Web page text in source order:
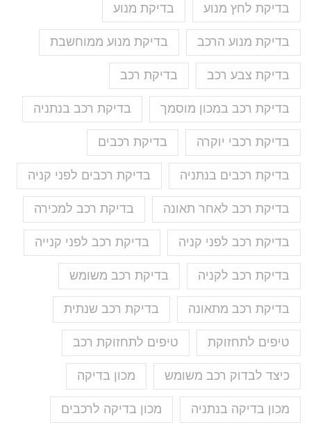
בדיקת לחץ מנוע בדיקת מנוע
בדיקת מנוע הרכב בדיקת מנוע ממוחשבת
בדיקת צבע רכב בדיקת רכב
בדיקת רכב במכון מוסמך בדיקת רכב בנתניה
בדיקת רכבי יוקרה בדיקת רכבים
בדיקת רכבים בנתניה בדיקת רכבים לפני קניה
בדיקת רכב לאחר תאונה בדיקת רכב למכירה
בדיקת רכב לפני קניה בדיקת רכב לפני קנייה
בדיקת רכב לקניה בדיקת רכב משומש
בדיקת רכב מתאונה בדיקת רכב שנתית
טיפים לתחזוקת טיפים לתחזוקת רכב
כיצד לבדוק רכב משומש מכון בדיקה
מכון בדיקה בנתניה מכון בדיקה לרכבים